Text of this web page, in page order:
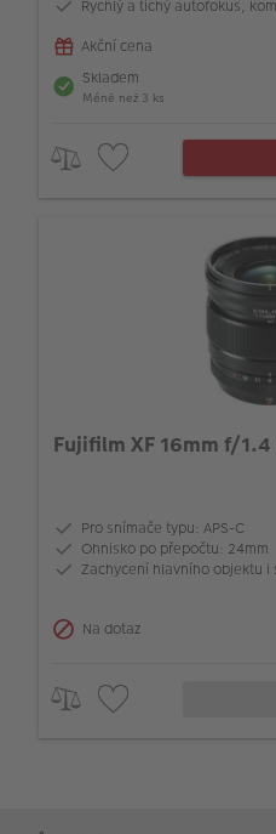
Rychlý a tichý autofokus,
Akční cena
Skladem
Méně než 3 ks
Fujifilm XF 16mm f/1.4
Pro snímače typu: APS-C
Ohnisko po přepočtu: 24mm
Zachycení hlavního objektu i
Na dotaz